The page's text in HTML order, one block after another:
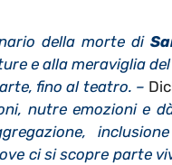
della morte di
e alla meraviglia
fino al teatro. –
nutre emozioni e
ci si scopre parte